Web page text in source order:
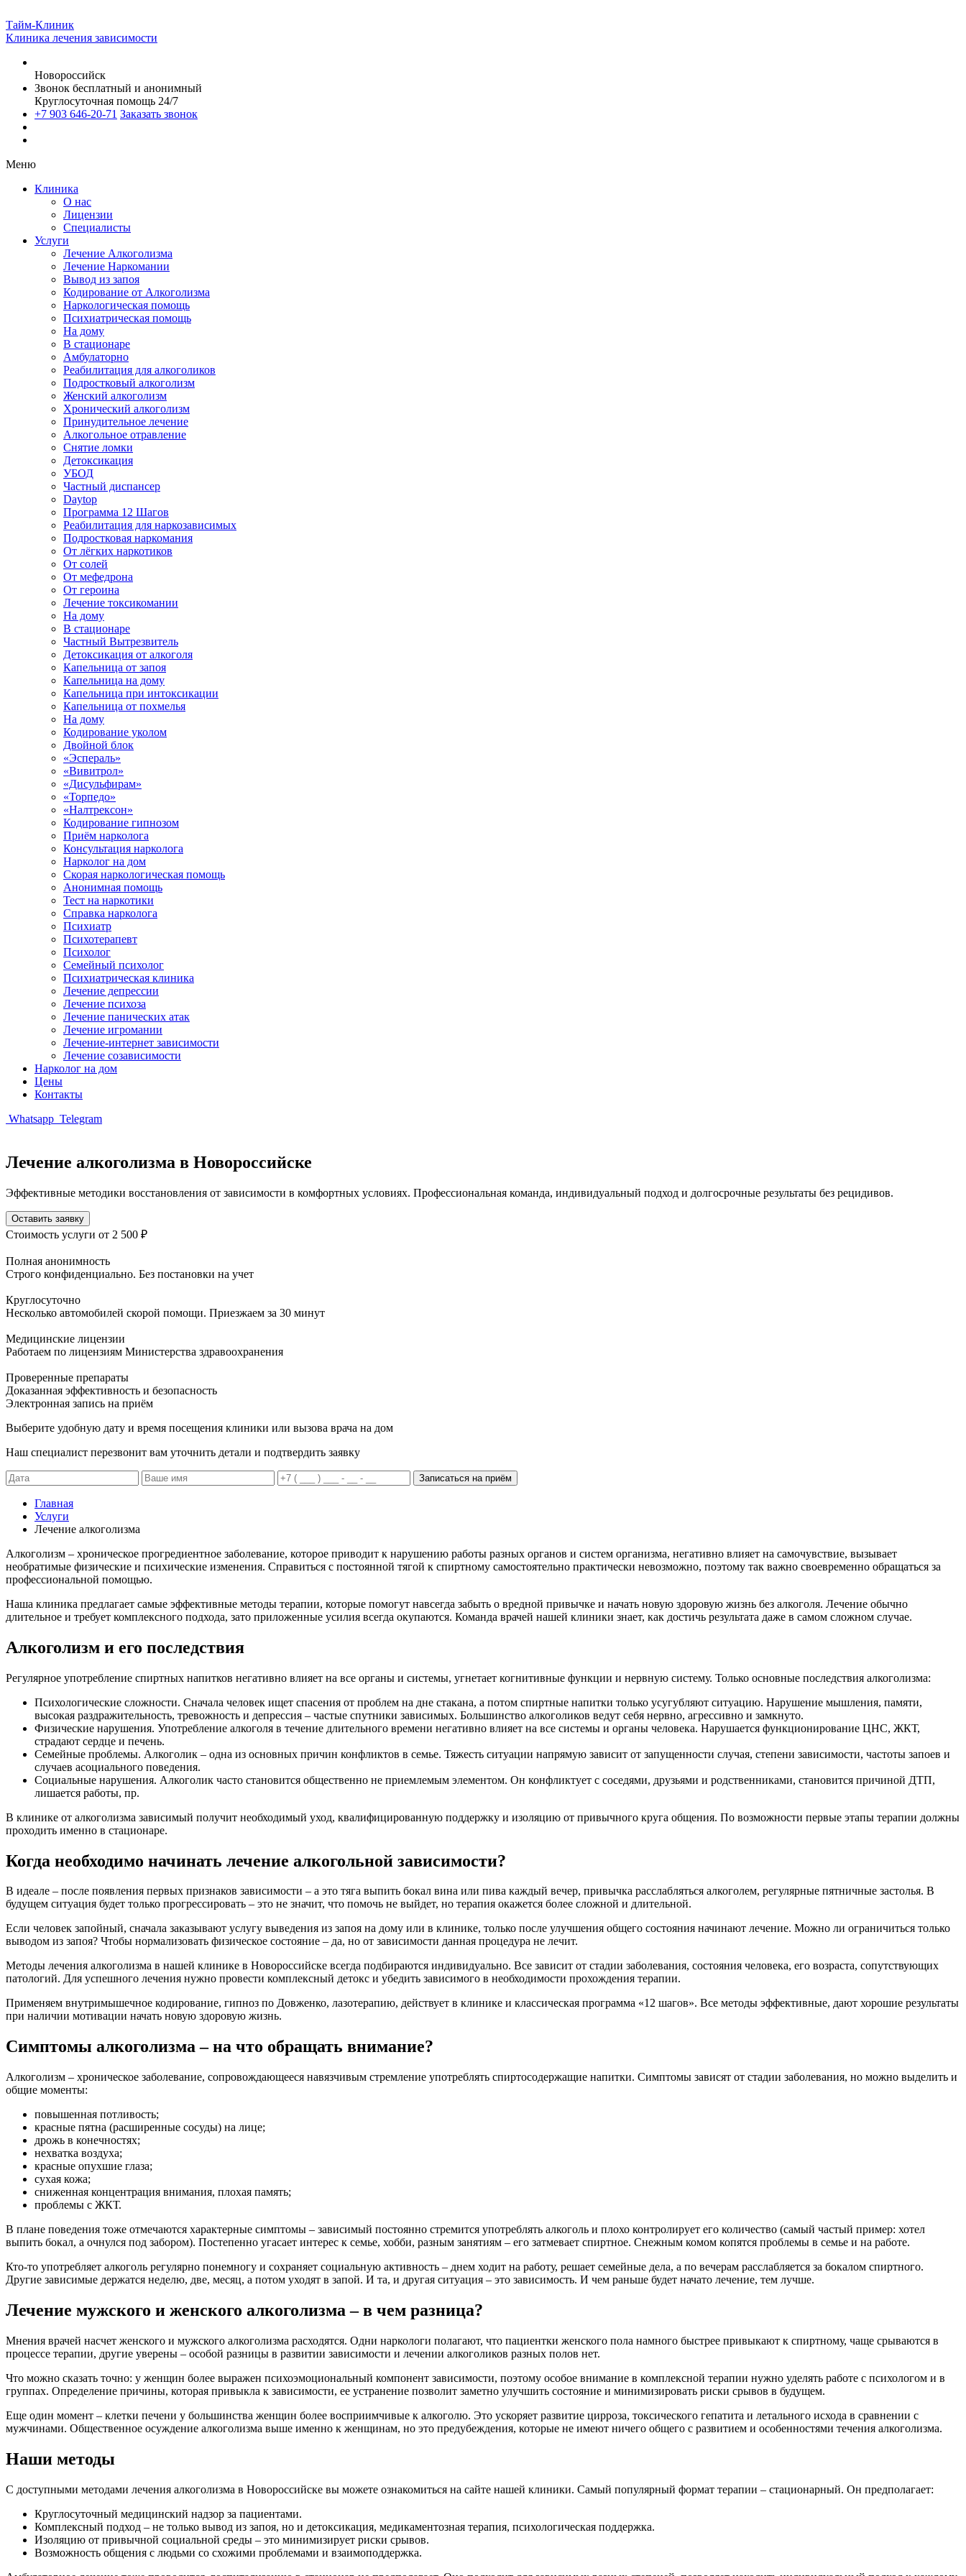
Тайм-Клиник
Клиника лечения зависимости
Новороссийск
Звонок бесплатный и анонимный
Круглосуточная помощь 24/7
+7 903 646-20-71 Заказать звонок
Меню
Клиника
О нас
Лицензии
Специалисты
Услуги
Лечение Алкоголизма
Лечение Наркомании
Вывод из запоя
Кодирование от Алкоголизма
Наркологическая помощь
Психиатрическая помощь
На дому
В стационаре
Амбулаторно
Реабилитация для алкоголиков
Подростковый алкоголизм
Женский алкоголизм
Хронический алкоголизм
Принудительное лечение
Алкогольное отравление
Снятие ломки
Детоксикация
УБОД
Частный диспансер
Daytop
Программа 12 Шагов
Реабилитация для наркозависимых
Подростковая наркомания
От лёгких наркотиков
От солей
От мефедрона
От героина
Лечение токсикомании
На дому
В стационаре
Частный Вытрезвитель
Детоксикация от алкоголя
Капельница от запоя
Капельница на дому
Капельница при интоксикации
Капельница от похмелья
На дому
Кодирование уколом
Двойной блок
«Эспераль»
«Вивитрол»
«Дисульфирам»
«Торпедо»
«Налтрексон»
Кодирование гипнозом
Приём нарколога
Консультация нарколога
Нарколог на дом
Скорая наркологическая помощь
Анонимная помощь
Тест на наркотики
Справка нарколога
Психиатр
Психотерапевт
Психолог
Семейный психолог
Психиатрическая клиника
Лечение депрессии
Лечение психоза
Лечение панических атак
Лечение игромании
Лечение-интернет зависимости
Лечение созависимости
Нарколог на дом
Цены
Контакты
Whatsapp Telegram
Лечение алкоголизма в Новороссийске
Эффективные методики восстановления от зависимости в комфортных условиях. Профессиональная команда, индивидуальный подход и долгосрочные результаты без рецидивов.
Оставить заявку
Стоимость услуги от 2 500 ₽
Полная анонимность
Строго конфиденциально. Без постановки на учет
Круглосуточно
Несколько автомобилей скорой помощи. Приезжаем за 30 минут
Медицинские лицензии
Работаем по лицензиям Министерства здравоохранения
Проверенные препараты
Доказанная эффективность и безопасность
Электронная запись на приём
Выберите удобную дату и время посещения клиники или вызова врача на дом
Наш специалист перезвонит вам уточнить детали и подтвердить заявку
Записаться на приём
Главная
Услуги
Лечение алкоголизма
Алкоголизм – хроническое прогредиентное заболевание, которое приводит к нарушению работы разных органов и систем организма, негативно влияет на самочувствие, вызывает
необратимые физические и психические изменения. Справиться с постоянной тягой к спиртному самостоятельно практически невозможно, поэтому так важно своевременно обращаться за
профессиональной помощью.
Наша клиника предлагает самые эффективные методы терапии, которые помогут навсегда забыть о вредной привычке и начать новую здоровую жизнь без алкоголя. Лечение обычно
длительное и требует комплексного подхода, зато приложенные усилия всегда окупаются. Команда врачей нашей клиники знает, как достичь результата даже в самом сложном случае.
Алкоголизм и его последствия
Регулярное употребление спиртных напитков негативно влияет на все органы и системы, угнетает когнитивные функции и нервную систему. Только основные последствия алкоголизма:
Психологические сложности. Сначала человек ищет спасения от проблем на дне стакана, а потом спиртные напитки только усугубляют ситуацию. Нарушение мышления, памяти,
высокая раздражительность, тревожность и депрессия – частые спутники зависимых. Большинство алкоголиков ведут себя нервно, агрессивно и замкнуто.
Физические нарушения. Употребление алкоголя в течение длительного времени негативно влияет на все системы и органы человека. Нарушается функционирование ЦНС, ЖКТ,
страдают сердце и печень.
Семейные проблемы. Алкоголик – одна из основных причин конфликтов в семье. Тяжесть ситуации напрямую зависит от запущенности случая, степени зависимости, частоты запоев и
случаев асоциального поведения.
Социальные нарушения. Алкоголик часто становится общественно не приемлемым элементом. Он конфликтует с соседями, друзьями и родственниками, становится причиной ДТП,
лишается работы, пр.
В клинике от алкоголизма зависимый получит необходимый уход, квалифицированную поддержку и изоляцию от привычного круга общения. По возможности первые этапы терапии должны
проходить именно в стационаре.
Когда необходимо начинать лечение алкогольной зависимости?
В идеале – после появления первых признаков зависимости – а это тяга выпить бокал вина или пива каждый вечер, привычка расслабляться алкоголем, регулярные пятничные застолья. В
будущем ситуация будет только прогрессировать – это не значит, что помочь не выйдет, но терапия окажется более сложной и длительной.
Если человек запойный, сначала заказывают услугу выведения из запоя на дому или в клинике, только после улучшения общего состояния начинают лечение. Можно ли ограничиться только
выводом из запоя? Чтобы нормализовать физическое состояние – да, но от зависимости данная процедура не лечит.
Методы лечения алкоголизма в нашей клинике в Новороссийске всегда подбираются индивидуально. Все зависит от стадии заболевания, состояния человека, его возраста, сопутствующих
патологий. Для успешного лечения нужно провести комплексный детокс и убедить зависимого в необходимости прохождения терапии.
Применяем внутримышечное кодирование, гипноз по Довженко, лазотерапию, действует в клинике и классическая программа «12 шагов». Все методы эффективные, дают хорошие результаты
при наличии мотивации начать новую здоровую жизнь.
Симптомы алкоголизма – на что обращать внимание?
Алкоголизм – хроническое заболевание, сопровождающееся навязчивым стремление употреблять спиртосодержащие напитки. Симптомы зависят от стадии заболевания, но можно выделить и
общие моменты:
повышенная потливость;
красные пятна (расширенные сосуды) на лице;
дрожь в конечностях;
нехватка воздуха;
красные опухшие глаза;
сухая кожа;
сниженная концентрация внимания, плохая память;
проблемы с ЖКТ.
В плане поведения тоже отмечаются характерные симптомы – зависимый постоянно стремится употреблять алкоголь и плохо контролирует его количество (самый частый пример: хотел
выпить бокал, а очнулся под забором). Постепенно угасает интерес к семье, хобби, разным занятиям – его затмевает спиртное. Снежным комом копятся проблемы в семье и на работе.
Кто-то употребляет алкоголь регулярно понемногу и сохраняет социальную активность – днем ходит на работу, решает семейные дела, а по вечерам расслабляется за бокалом спиртного.
Другие зависимые держатся неделю, две, месяц, а потом уходят в запой. И та, и другая ситуация – это зависимость. И чем раньше будет начато лечение, тем лучше.
Лечение мужского и женского алкоголизма – в чем разница?
Мнения врачей насчет женского и мужского алкоголизма расходятся. Одни наркологи полагают, что пациентки женского пола намного быстрее привыкают к спиртному, чаще срываются в
процессе терапии, другие уверены – особой разницы в развитии зависимости и лечении алкоголиков разных полов нет.
Что можно сказать точно: у женщин более выражен психоэмоциональный компонент зависимости, поэтому особое внимание в комплексной терапии нужно уделять работе с психологом и в
группах. Определение причины, которая привыкла к зависимости, ее устранение позволит заметно улучшить состояние и минимизировать риски срывов в будущем.
Еще один момент – клетки печени у большинства женщин более восприимчивые к алкоголю. Это ускоряет развитие цирроза, токсического гепатита и летального исхода в сравнении с
мужчинами. Общественное осуждение алкоголизма выше именно к женщинам, но это предубеждения, которые не имеют ничего общего с развитием и особенностями течения алкоголизма.
Наши методы
С доступными методами лечения алкоголизма в Новороссийске вы можете ознакомиться на сайте нашей клиники. Самый популярный формат терапии – стационарный. Он предполагает:
Круглосуточный медицинский надзор за пациентами.
Комплексный подход – не только вывод из запоя, но и детоксикация, медикаментозная терапия, психологическая поддержка.
Изоляцию от привычной социальной среды – это минимизирует риски срывов.
Возможность общения с людьми со схожими проблемами и взаимоподдержка.